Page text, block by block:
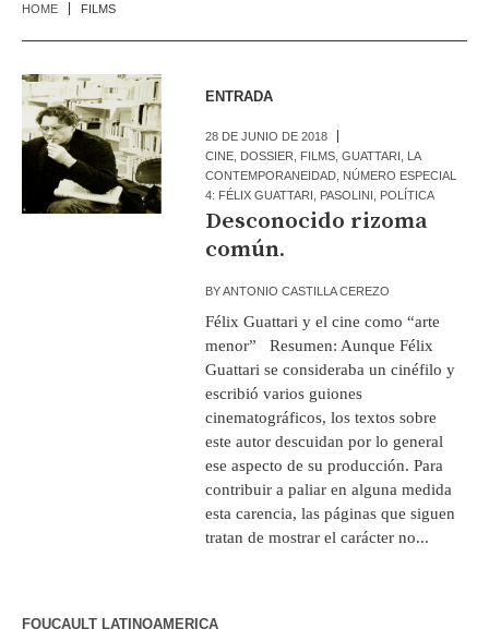
HOME FILMS
ENTRADA
28 DE JUNIO DE 2018
CINE DOSSIER FILMS ,GUATTARI
LA
CONTEMPORANEIDAD NÚMERO ESPECIAL
4: FÉLIX GUATTARI
PASOLINI POLÍTICA
Desconocido rizoma
común.
BYANTONIO CASTILLA CEREZO
Félix Guattari y el cine como “arte
menor” Resumen: Aunque Félix
Guattari se consideraba un cinéfilo y
escribió varios guiones
cinematográficos, los textos sobre
este autor descuidan por lo general
ese aspecto de su producción. Para
contribuir a paliar en alguna medida
esta carencia, las páginas que siguen
tratan de mostrar el carácter no...
FOUCAULT LATINOAMERICA